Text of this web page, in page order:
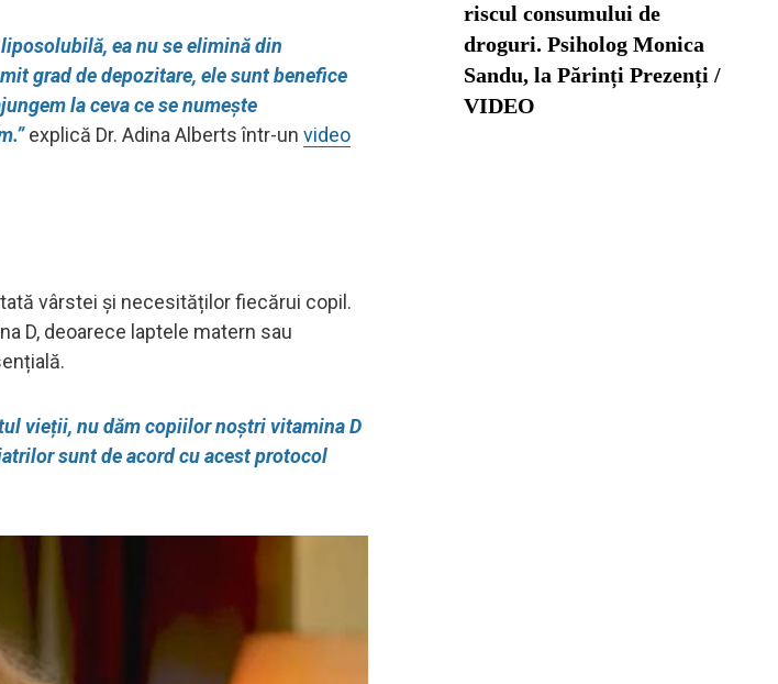
ea nu se elimină din
grad de depozitare, ele sunt benefice
la ceva ce se numește
explică Dr. Adina Alberts într-un video
vârstei și necesităților fiecărui copil.
D, deoarece laptele matern sau
vieții, nu dăm copiilor noștri vitamina D
sunt de acord cu acest protocol
riscul consumului de
droguri. Psiholog Monica
Sandu, la Părinți Prezenți /
VIDEO